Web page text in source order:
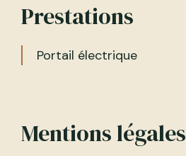
Prestations
Portail électrique
Mentions légales